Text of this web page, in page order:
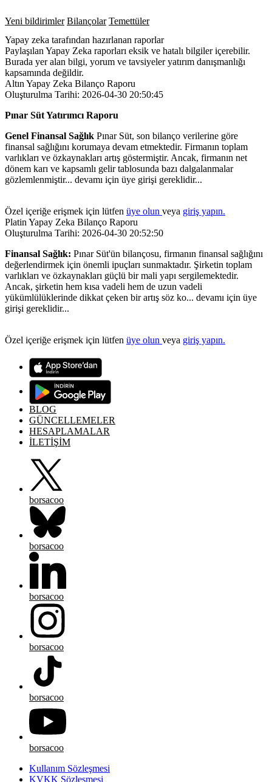
Yeni bildirimler Bilançolar Temettüler
Yapay zeka tarafından hazırlanan raporlar
Paylaşılan Yapay Zeka raporları eksik ve hatalı bilgiler içerebilir.
Burada yer alan bilgi, yorum ve tavsiyeler yatırım danışmanlığı
kapsamında değildir.
Altın Yapay Zeka Bilanço Raporu
Oluşturulma Tarihi: 2026-04-30 20:50:45
Pınar Süt Yatırımcı Raporu
Genel Finansal Sağlık Pınar Süt, son bilanço verilerine göre
finansal sağlığını korumaya devam etmektedir. Firmanın toplam
varlıkları ve özkaynakları artış göstermiştir. Ancak, firmanın net
dönem karı ve kapsamlı gelir tablosunda bazı dalgalanmalar
gözlemlenmiştir... devamı için üye girişi gereklidir...
Özel içeriğe erişmek için lütfen üye olun veya giriş yapın.
Platin Yapay Zeka Bilanço Raporu
Oluşturulma Tarihi: 2026-04-30 20:52:50
Finansal Sağlık: Pınar Süt'ün bilançosu, firmanın finansal sağlığını
değerlendirmek için önemli ipuçları sunmaktadır. Şirketin toplam
varlıkları ve özkaynakları güçlü bir mali yapı sergilemektedir.
Ancak, şirketin hem kısa vadeli hem de uzun vadeli
yükümlülüklerinde dikkat çeken bir artış söz ko... devamı için üye
girişi gereklidir...
Özel içeriğe erişmek için lütfen üye olun veya giriş yapın.
BLOG
GÜNCELLEMELER
HESAPLAMALAR
İLETİŞİM
borsacoo
borsacoo
borsacoo
borsacoo
borsacoo
borsacoo
Kullanım Sözleşmesi
KVKK Sözleşmesi